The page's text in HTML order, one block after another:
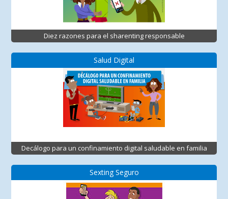
Diez razones para el sharenting responsable
Salud Digital
Decálogo para un confinamiento digital saludable en familia
Sexting Seguro